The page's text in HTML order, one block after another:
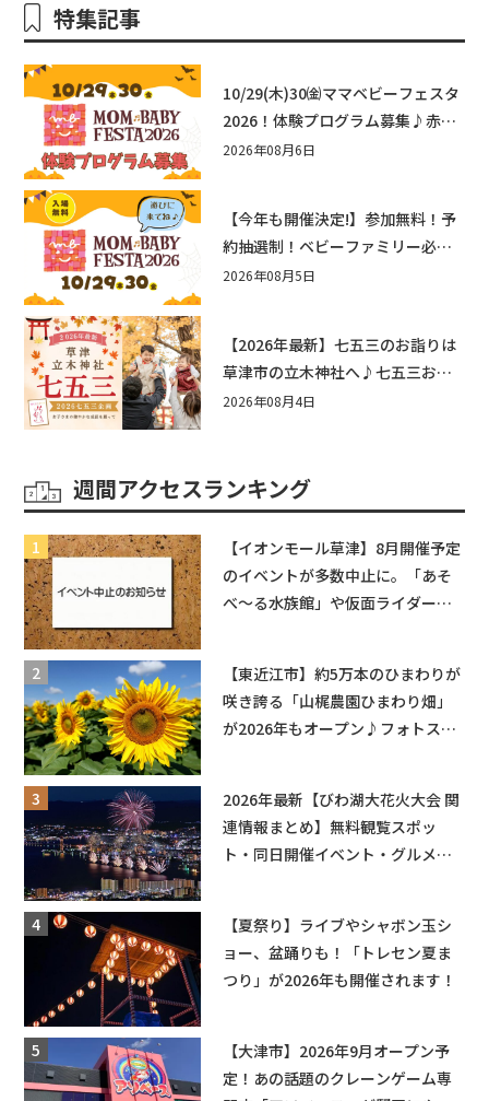
特集記事
10/29(木)30㈮ママベビーフェスタ
2026！体験プログラム募集♪赤ち
ゃん向けイベントに出演しません
2026年08月6日
【今年も開催決定!】参加無料！予
約抽選制！ベビーファミリー必見
☆入場無料☆10/29(木)30(金)ママ
2026年08月5日
【2026年最新】七五三のお詣りは
草津市の立木神社へ♪七五三お祝
い企画をご紹介！
2026年08月4日
週間アクセスランキング
【イオンモール草津】8月開催予定
のイベントが多数中止に。「あそ
べ〜る水族館」や仮面ライダーシ
【東近江市】約5万本のひまわりが
咲き誇る「山梶農園ひまわり畑」
が2026年もオープン♪フォトスポ
2026年最新【びわ湖大花火大会 関
連情報まとめ】無料観覧スポッ
ト・同日開催イベント・グルメマ
【夏祭り】ライブやシャボン玉シ
ョー、盆踊りも！「トレセン夏ま
つり」が2026年も開催されます！
【大津市】2026年9月オープン予
定！あの話題のクレーンゲーム専